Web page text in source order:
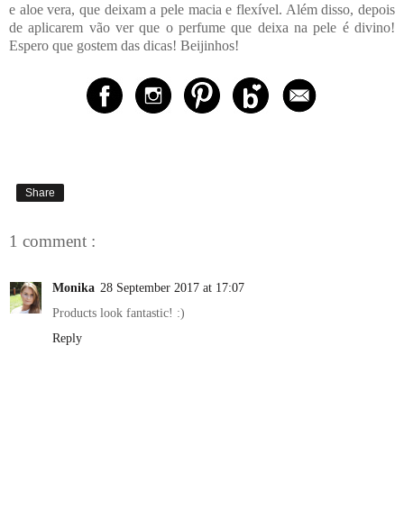
e aloe vera, que deixam a pele macia e flexível. Além disso, depois
de aplicarem vão ver que o perfume que deixa na pele é divino!
Espero que gostem das dicas! Beijinhos!
Share
1 comment :
Monika 28 September 2017 at 17:07
Products look fantastic! :)
Reply